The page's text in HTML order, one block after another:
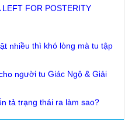
là ai? Cha để đức cho con?